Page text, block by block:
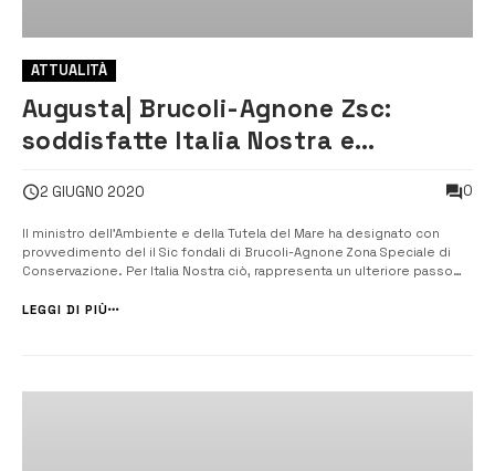
ATTUALITÀ
Augusta| Brucoli-Agnone Zsc:
soddisfatte Italia Nostra e
2 GIUGNO 2020 0
Il ministro dell’Ambiente e della Tutela del Mare ha designato con
provvedimento del il Sic fondali di Brucoli-Agnone Zona Speciale di
Conservazione. Per Italia Nostra ciò, rappresenta un ulteriore passo
Legambiente soddisfatta per il riconoscimento e per la conquist...
LEGGI DI PIÙ